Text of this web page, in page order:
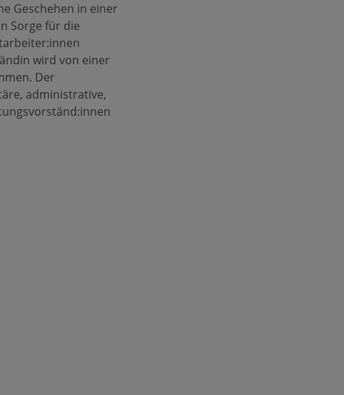
Geschehen in einer
Sorge für die
wird von einer
Der
administrative,